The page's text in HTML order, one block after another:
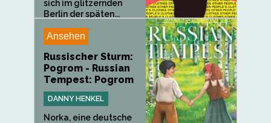
sich im glitzernden
Berlin der späten...
Ansehen
Russischer Sturm:
Pogrom - Russian
Tempest: Pogrom
DANNY HENKEL
Norka, eine deutsche